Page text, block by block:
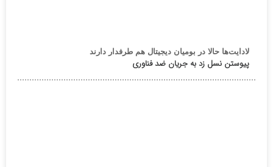
لادایت‌ها حالا در بومیان دیجیتال هم طرفدار دارند
پیوستن نسل زد به جریان ضد فناوری